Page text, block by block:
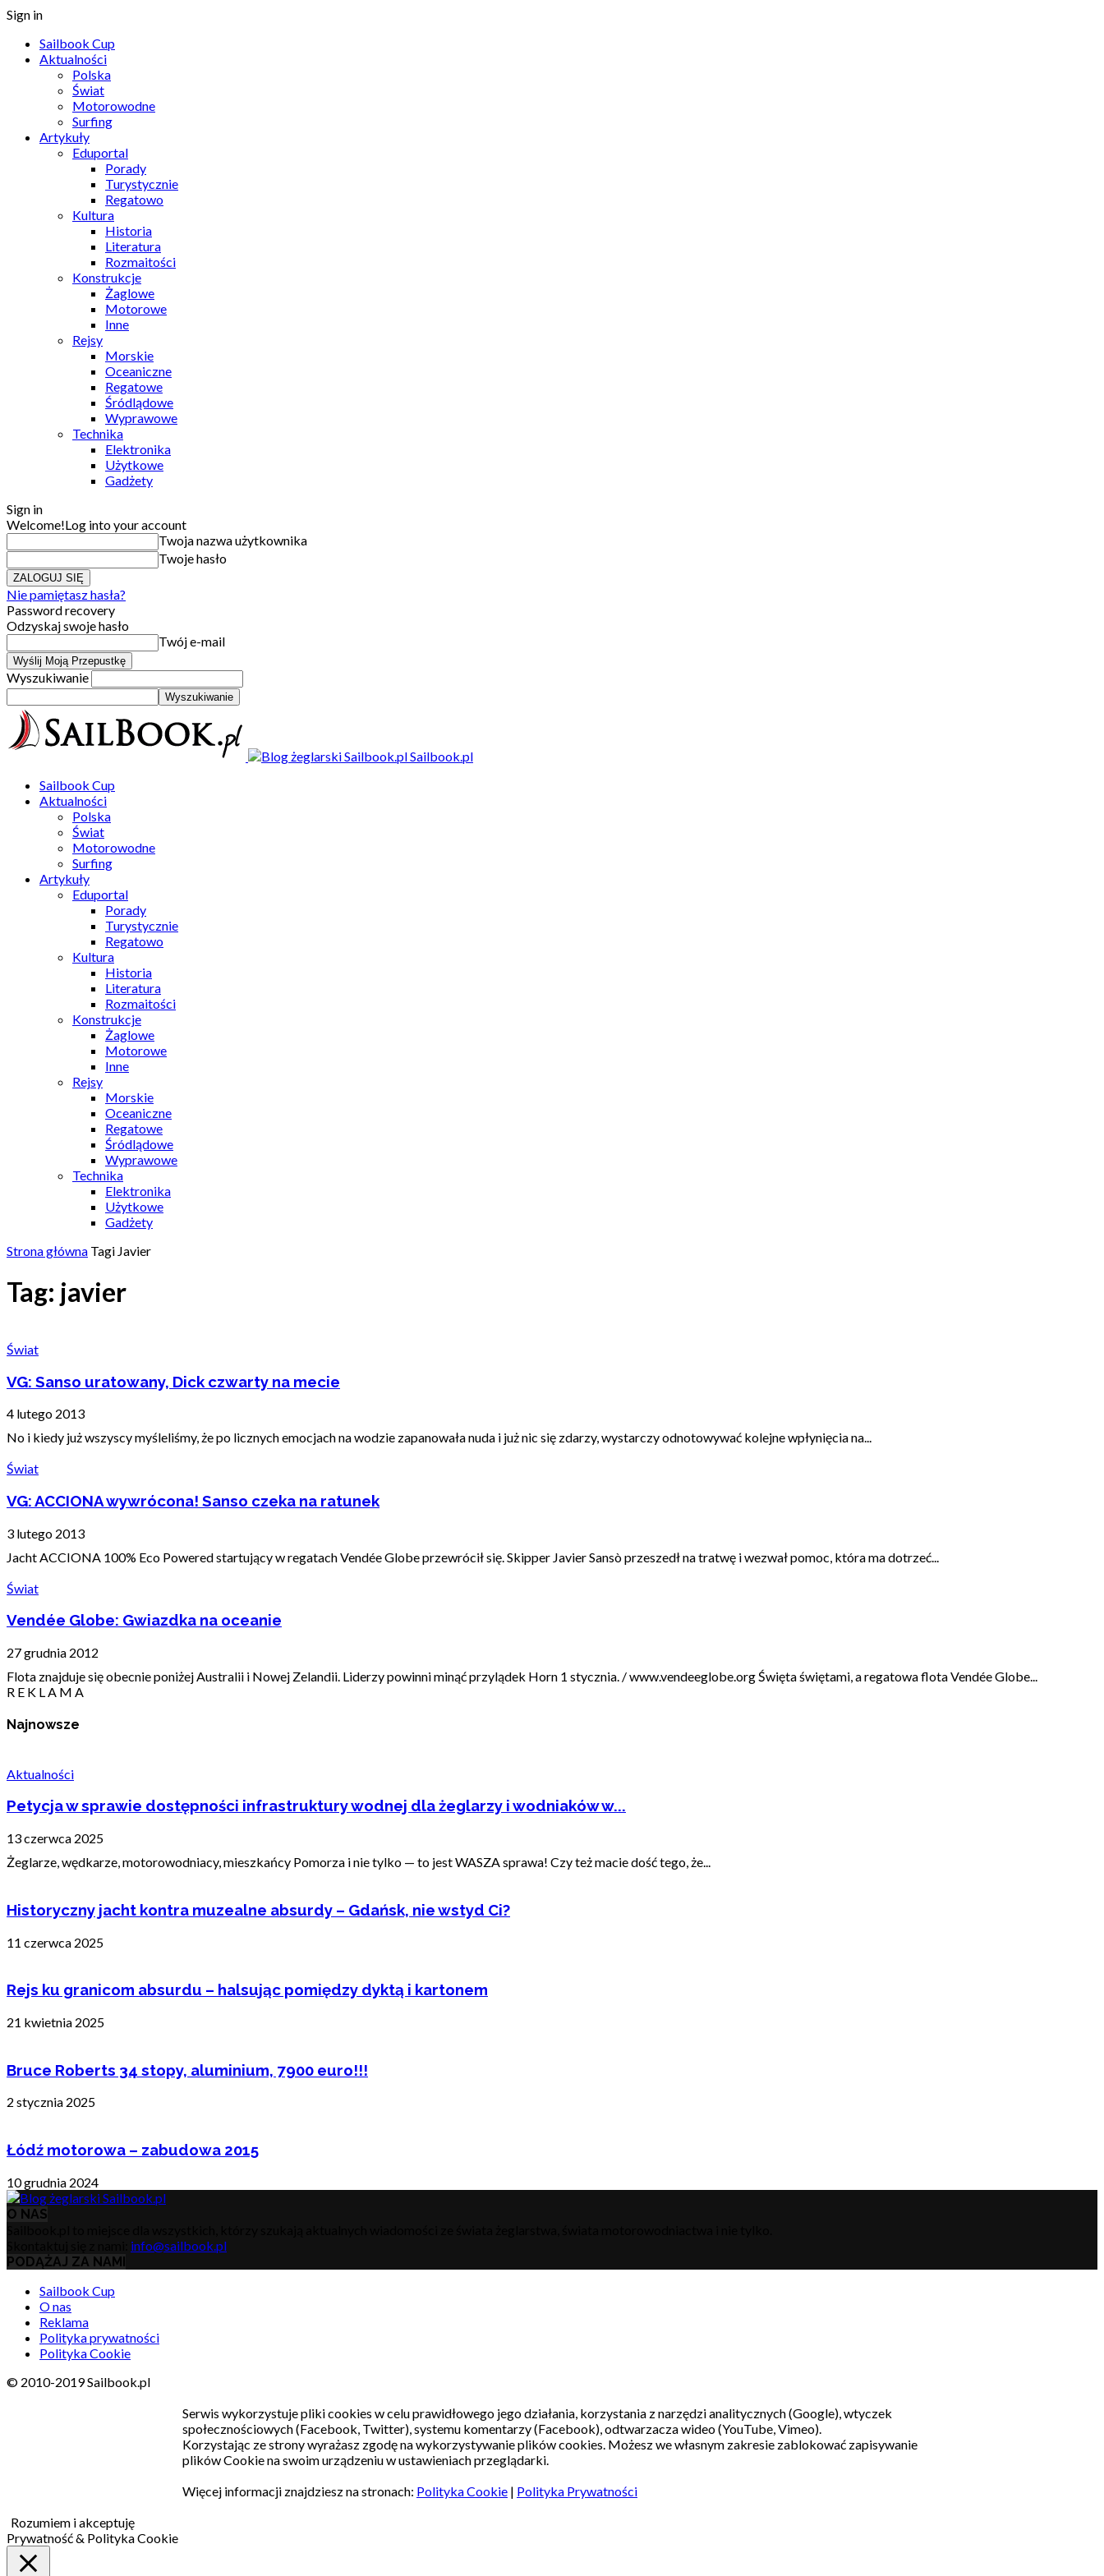
Sign in
Sailbook Cup
Aktualności
Polska
Świat
Motorowodne
Surfing
Artykuły
Eduportal
Porady
Turystycznie
Regatowo
Kultura
Historia
Literatura
Rozmaitości
Konstrukcje
Żaglowe
Motorowe
Inne
Rejsy
Morskie
Oceaniczne
Regatowe
Śródlądowe
Wyprawowe
Technika
Elektronika
Użytkowe
Gadżety
Sign in
Welcome!Log into your account
Twoja nazwa użytkownika
Twoje hasło
Nie pamiętasz hasła?
Password recovery
Odzyskaj swoje hasło
Twój e-mail
Wyszukiwanie
Sailbook.pl
Sailbook Cup
Aktualności
Polska
Świat
Motorowodne
Surfing
Artykuły
Eduportal
Porady
Turystycznie
Regatowo
Kultura
Historia
Literatura
Rozmaitości
Konstrukcje
Żaglowe
Motorowe
Inne
Rejsy
Morskie
Oceaniczne
Regatowe
Śródlądowe
Wyprawowe
Technika
Elektronika
Użytkowe
Gadżety
Strona główna Tagi Javier
Tag: javier
Świat
VG: Sanso uratowany, Dick czwarty na mecie
4 lutego 2013
No i kiedy już wszyscy myśleliśmy, że po licznych emocjach na wodzie zapanowała nuda i już nic się zdarzy, wystarczy odnotowywać kolejne wpłynięcia na...
Świat
VG: ACCIONA wywrócona! Sanso czeka na ratunek
3 lutego 2013
Jacht ACCIONA 100% Eco Powered startujący w regatach Vendée Globe przewrócił się. Skipper Javier Sansò przeszedł na tratwę i wezwał pomoc, która ma dotrzeć...
Świat
Vendée Globe: Gwiazdka na oceanie
27 grudnia 2012
Flota znajduje się obecnie poniżej Australii i Nowej Zelandii. Liderzy powinni minąć przylądek Horn 1 stycznia. / www.vendeeglobe.org Święta świętami, a regatowa flota Vendée Globe...
R E K L A M A
Najnowsze
Aktualności
Petycja w sprawie dostępności infrastruktury wodnej dla żeglarzy i wodniaków w...
13 czerwca 2025
Żeglarze, wędkarze, motorowodniacy, mieszkańcy Pomorza i nie tylko — to jest WASZA sprawa! Czy też macie dość tego, że...
Historyczny jacht kontra muzealne absurdy – Gdańsk, nie wstyd Ci?
11 czerwca 2025
Rejs ku granicom absurdu – halsując pomiędzy dyktą i kartonem
21 kwietnia 2025
Bruce Roberts 34 stopy, aluminium, 7900 euro!!!
2 stycznia 2025
Łódź motorowa – zabudowa 2015
10 grudnia 2024
O NAS
info@sailbook.pl
PODĄŻAJ ZA NAMI
Sailbook Cup
O nas
Reklama
Polityka prywatności
Polityka Cookie
© 2010-2019 Sailbook.pl
Serwis wykorzystuje pliki cookies w celu prawidłowego jego działania, korzystania z narzędzi analitycznych (Google), wtyczek
społecznościowych (Facebook, Twitter), systemu komentarzy (Facebook), odtwarzacza wideo (YouTube, Vimeo).
Korzystając ze strony wyrażasz zgodę na wykorzystywanie plików cookies. Możesz we własnym zakresie zablokować zapisywanie
plików Cookie na swoim urządzeniu w ustawieniach przeglądarki.
Więcej informacji znajdziesz na stronach: Polityka Cookie | Polityka Prywatności
Rozumiem i akceptuję
Prywatność & Polityka Cookie